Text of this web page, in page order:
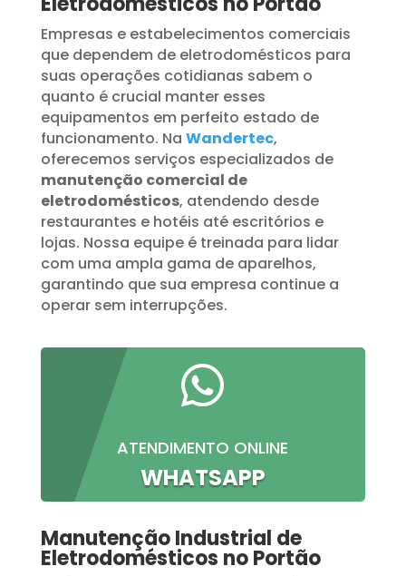
Empresas e estabelecimentos comerciais
que dependem de eletrodomésticos para
suas operações cotidianas sabem o
quanto é crucial manter esses
equipamentos em perfeito estado de
funcionamento. Na Wandertec,
oferecemos serviços especializados de
manutenção comercial de
eletrodomésticos, atendendo desde
restaurantes e hotéis até escritórios e
lojas. Nossa equipe é treinada para lidar
com uma ampla gama de aparelhos,
garantindo que sua empresa continue a
operar sem interrupções.

ATENDIMENTO ONLINE
WHATSAPP
Manutenção Industrial de
Eletrodomésticos no Portão